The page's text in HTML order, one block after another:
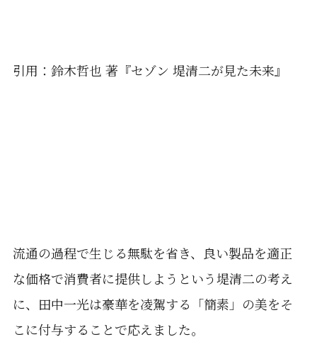
引用：鈴木哲也 著『セゾン 堤清二が見た未来』
流通の過程で生じる無駄を省き、良い製品を適正
な価格で消費者に提供しようという堤清二の考え
に、田中一光は豪華を凌駕する「簡素」の美をそ
こに付与することで応えました。